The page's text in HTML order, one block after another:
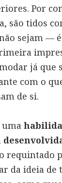
Por
são tidos
sejam —
já que
com o
de si.
uma
requintado
da ideia de